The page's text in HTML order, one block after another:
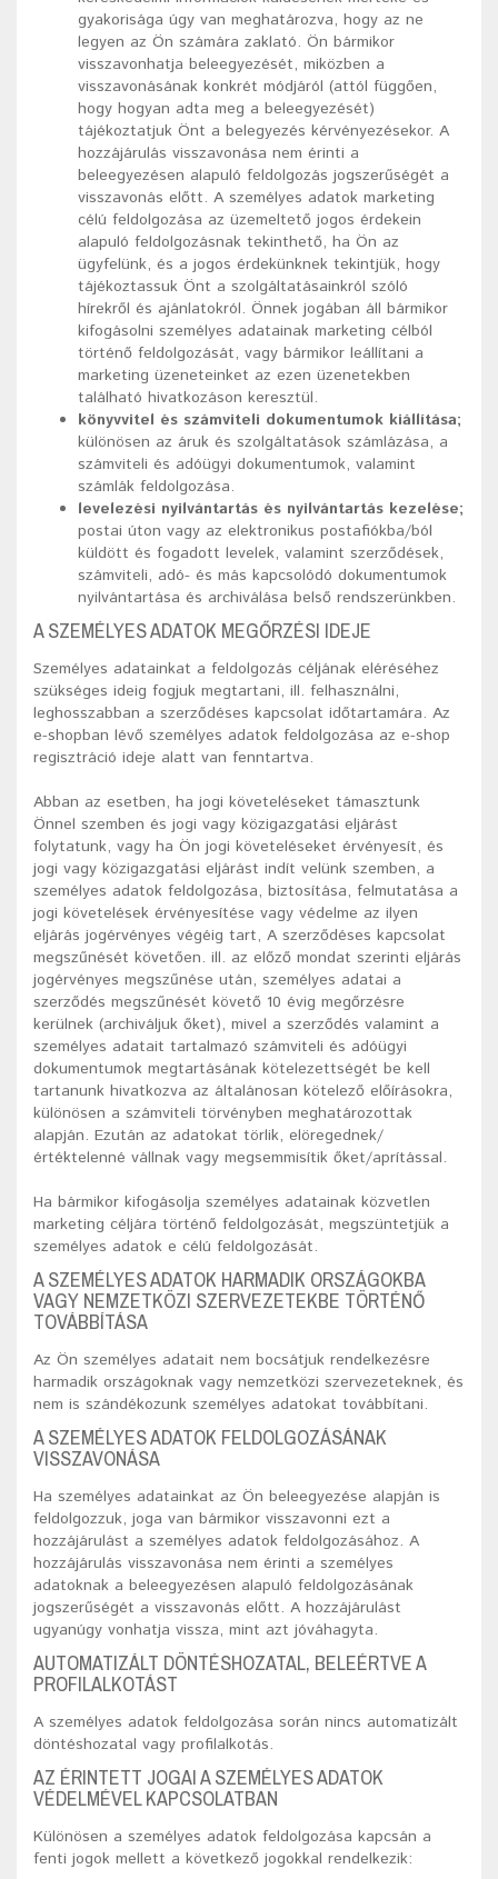
gyakorisága úgy van meghatározva, hogy az ne
legyen az Ön számára zaklató. Ön bármikor
visszavonhatja beleegyezését, miközben a
visszavonásának konkrét módjáról (attól függően,
hogy hogyan adta meg a beleegyezését)
tájékoztatjuk Önt a belegyezés kérvényezésekor. A
hozzájárulás visszavonása nem érinti a
beleegyezésen alapuló feldolgozás jogszerűségét a
visszavonás előtt. A személyes adatok marketing
célú feldolgozása az üzemeltető jogos érdekein
alapuló feldolgozásnak tekinthető, ha Ön az
ügyfelünk, és a jogos érdekünknek tekintjük, hogy
tájékoztassuk Önt a szolgáltatásainkról szóló
hírekről és ajánlatokról. Önnek jogában áll bármikor
kifogásolni személyes adatainak marketing célból
történő feldolgozását, vagy bármikor leállítani a
marketing üzeneteinket az ezen üzenetekben
található hivatkozáson keresztül.
könyvvitel és számviteli dokumentumok kiállítása;
különösen az áruk és szolgáltatások számlázása, a
számviteli és adóügyi dokumentumok, valamint
számlák feldolgozása.
levelezési nyilvántartás és nyilvántartás kezelése;
postai úton vagy az elektronikus postafiókba/ból
küldött és fogadott levelek, valamint szerződések,
számviteli, adó- és más kapcsolódó dokumentumok
nyilvántartása és archiválása belső rendszerünkben.
A SZEMÉLYES ADATOK MEGŐRZÉSI IDEJE
Személyes adatainkat a feldolgozás céljának eléréséhez
szükséges ideig fogjuk megtartani, ill. felhasználni,
leghosszabban a szerződéses kapcsolat időtartamára. Az
e-shopban lévő személyes adatok feldolgozása az e-shop
regisztráció ideje alatt van fenntartva.
Abban az esetben, ha jogi követeléseket támasztunk
Önnel szemben és jogi vagy közigazgatási eljárást
folytatunk, vagy ha Ön jogi követeléseket érvényesít, és
jogi vagy közigazgatási eljárást indít velünk szemben, a
személyes adatok feldolgozása, biztosítása, felmutatása a
jogi követelések érvényesítése vagy védelme az ilyen
eljárás jogérvényes végéig tart, A szerződéses kapcsolat
megszűnését követően. ill. az előző mondat szerinti eljárás
jogérvényes megszűnése után, személyes adatai a
szerződés megszűnését követő 10 évig megőrzésre
kerülnek (archiváljuk őket), mivel a szerződés valamint a
személyes adatait tartalmazó számviteli és adóügyi
dokumentumok megtartásának kötelezettségét be kell
tartanunk hivatkozva az általánosan kötelező előírásokra,
különösen a számviteli törvényben meghatározottak
alapján. Ezután az adatokat törlik, elöregednek/
értéktelenné vállnak vagy megsemmisítik őket/aprítással.
Ha bármikor kifogásolja személyes adatainak közvetlen
marketing céljára történő feldolgozását, megszüntetjük a
személyes adatok e célú feldolgozását.
A SZEMÉLYES ADATOK HARMADIK ORSZÁGOKBA
VAGY NEMZETKÖZI SZERVEZETEKBE TÖRTÉNŐ
TOVÁBBÍTÁSA
Az Ön személyes adatait nem bocsátjuk rendelkezésre
harmadik országoknak vagy nemzetközi szervezeteknek, és
nem is szándékozunk személyes adatokat továbbítani.
A SZEMÉLYES ADATOK FELDOLGOZÁSÁNAK
VISSZAVONÁSA
Ha személyes adatainkat az Ön beleegyezése alapján is
feldolgozzuk, joga van bármikor visszavonni ezt a
hozzájárulást a személyes adatok feldolgozásához. A
hozzájárulás visszavonása nem érinti a személyes
adatoknak a beleegyezésen alapuló feldolgozásának
jogszerűségét a visszavonás előtt. A hozzájárulást
ugyanúgy vonhatja vissza, mint azt jóváhagyta.
AUTOMATIZÁLT DÖNTÉSHOZATAL, BELEÉRTVE A
PROFILALKOTÁST
A személyes adatok feldolgozása során nincs automatizált
döntéshozatal vagy profilalkotás.
AZ ÉRINTETT JOGAI A SZEMÉLYES ADATOK
VÉDELMÉVEL KAPCSOLATBAN
Különösen a személyes adatok feldolgozása kapcsán a
fenti jogok mellett a következő jogokkal rendelkezik: